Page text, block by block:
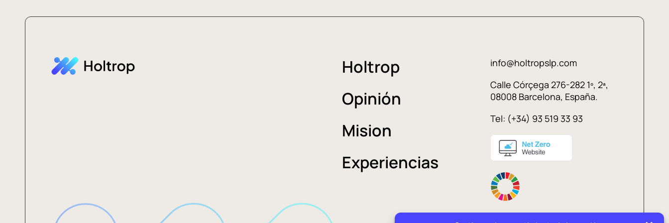
Holtrop
Opinión
Mision
Experiencias
info@holtropslp.com
Calle Córçega 276-282 1º, 2ª,
08008 Barcelona, España.
Tel: (+34) 93 519 33 93